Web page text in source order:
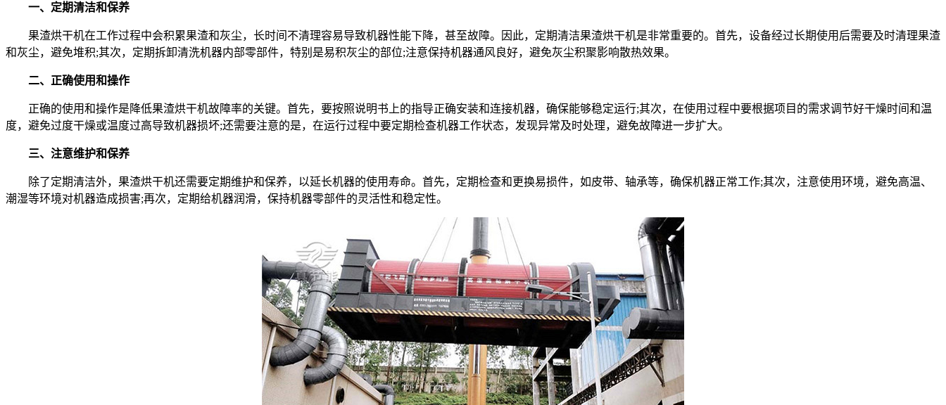
一、定期清洁和保养
果渣烘干机在工作过程中会积累果渣和灰尘，长时间不清理容易导致机器性能下降，甚至故障。因此，定期清洁果渣烘干机是非常重要的。首先，设备经过长期使用后需要及时清理果渣
和灰尘，避免堆积;其次，定期拆卸清洗机器内部零部件，特别是易积灰尘的部位;注意保持机器通风良好，避免灰尘积聚影响散热效果。
二、正确使用和操作
正确的使用和操作是降低果渣烘干机故障率的关键。首先，要按照说明书上的指导正确安装和连接机器，确保能够稳定运行;其次，在使用过程中要根据项目的需求调节好干燥时间和温
度，避免过度干燥或温度过高导致机器损坏;还需要注意的是，在运行过程中要定期检查机器工作状态，发现异常及时处理，避免故障进一步扩大。
三、注意维护和保养
除了定期清洁外，果渣烘干机还需要定期维护和保养，以延长机器的使用寿命。首先，定期检查和更换易损件，如皮带、轴承等，确保机器正常工作;其次，注意使用环境，避免高温、
潮湿等环境对机器造成损害;再次，定期给机器润滑，保持机器零部件的灵活性和稳定性。